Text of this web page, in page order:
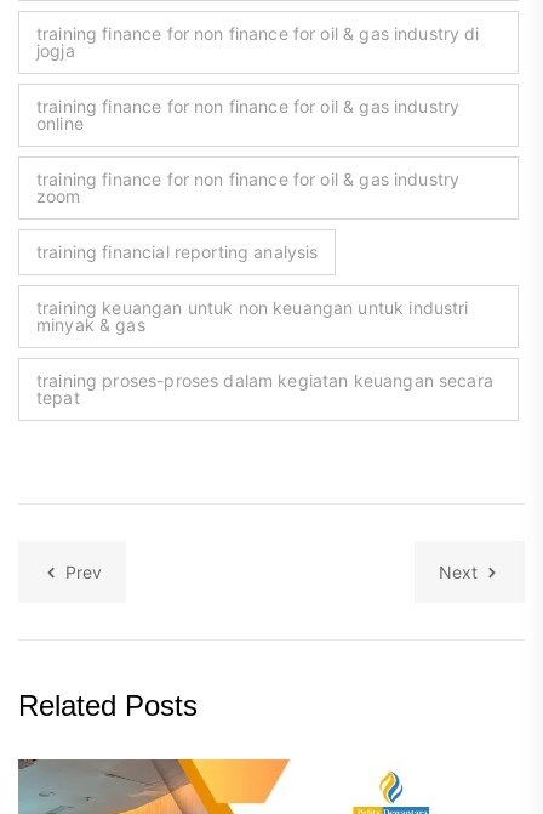
training finance for non finance for oil & gas industry di
jogja
training finance for non finance for oil & gas industry
online
training finance for non finance for oil & gas industry
zoom
training financial reporting analysis
training keuangan untuk non keuangan untuk industri
minyak & gas
training proses-proses dalam kegiatan keuangan secara
tepat
Prev Next
Related Posts